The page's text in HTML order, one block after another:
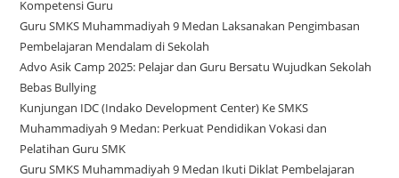
Kompetensi Guru
Guru SMKS Muhammadiyah 9 Medan Laksanakan Pengimbasan
Pembelajaran Mendalam di Sekolah
Advo Asik Camp 2025: Pelajar dan Guru Bersatu Wujudkan Sekolah
Bebas Bullying
Kunjungan IDC (Indako Development Center) Ke SMKS
Muhammadiyah 9 Medan: Perkuat Pendidikan Vokasi dan
Pelatihan Guru SMK
Guru SMKS Muhammadiyah 9 Medan Ikuti Diklat Pembelajaran